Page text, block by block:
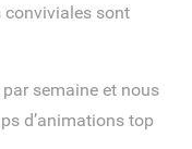
conviviales sont
semaine et nous
d’animations top